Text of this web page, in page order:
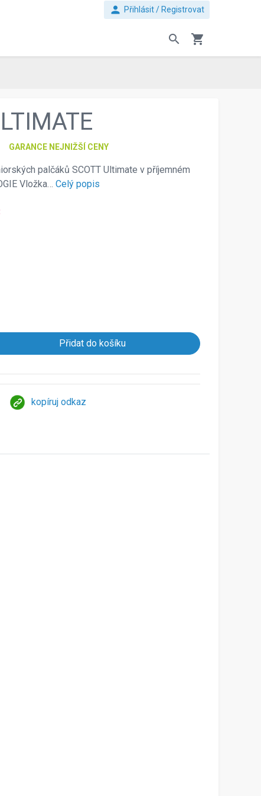
person Přihlásit / Registrovat
search shopping_cart
GARANCE NEJNIŽŠÍ CENY
palčáků SCOTT Ultimate v příjemném
Vložka… Celý popis
kopíruj odkaz